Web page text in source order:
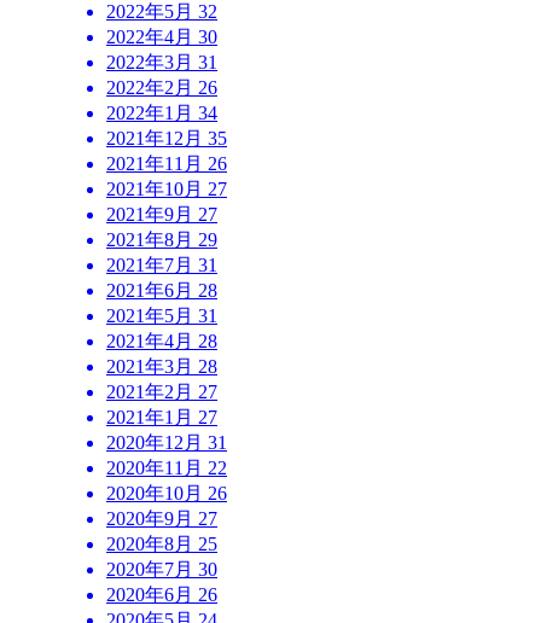
2022年5月 32
2022年4月 30
2022年3月 31
2022年2月 26
2022年1月 34
2021年12月 35
2021年11月 26
2021年10月 27
2021年9月 27
2021年8月 29
2021年7月 31
2021年6月 28
2021年5月 31
2021年4月 28
2021年3月 28
2021年2月 27
2021年1月 27
2020年12月 31
2020年11月 22
2020年10月 26
2020年9月 27
2020年8月 25
2020年7月 30
2020年6月 26